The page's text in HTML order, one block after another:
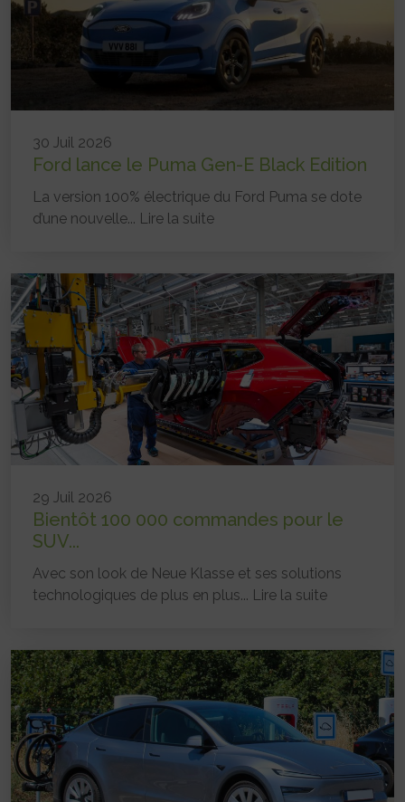
30 Juil 2026
Ford lance le Puma Gen-E Black Edition
La version 100% électrique du Ford Puma se dote
d’une nouvelle... Lire la suite
29 Juil 2026
Bientôt 100 000 commandes pour le
SUV...
Avec son look de Neue Klasse et ses solutions
technologiques de plus en plus... Lire la suite